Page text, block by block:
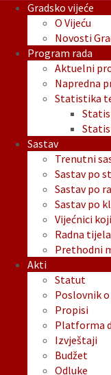
Gradsko vijeće
O Vijeću
Novosti
Program rada
Aktuelni
Napredna
Statistika
Sastav
Trenutni
Sastav po
Sastav po
Sastav po
Vijećnici
Radna tijela
Prethodni
Akti
Statut
Poslovnik o
Propisi
Platforma
Izvještaji
Budžet
Odluke